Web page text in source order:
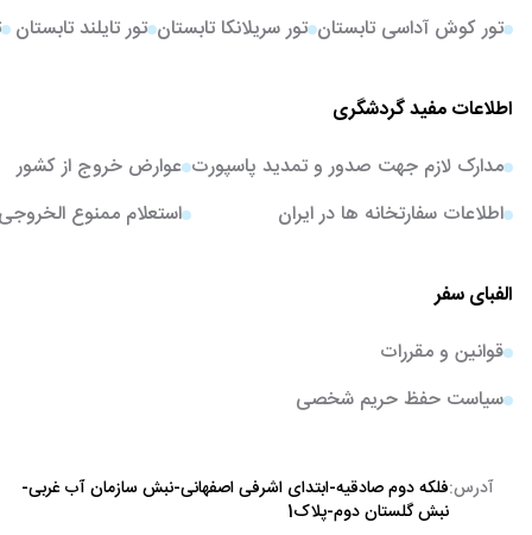
تور کوش آداسی تابستان تور سریلانکا تابستان تور تایلند تابستان
اطلاعات مفید گردشگری
مدارک لازم جهت صدور و تمدید پاسپورت
اطلاعات سفارتخانه ها در ایران
عوارض خروج از کشور
استعلام ممنوع
الفبای سفر
قوانین و مقررات
سیاست حفظ حریم شخصی
آدرس:فلکه دوم صادقیه-ابتدای اشرفی اصفهانی-نبش سازمان آب غربی-
نبش گلستان دوم-پلاک1